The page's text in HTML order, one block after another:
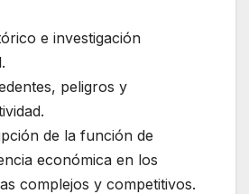
e investigación
peligros y
de la función de
económica en los
complejos y competitivos.